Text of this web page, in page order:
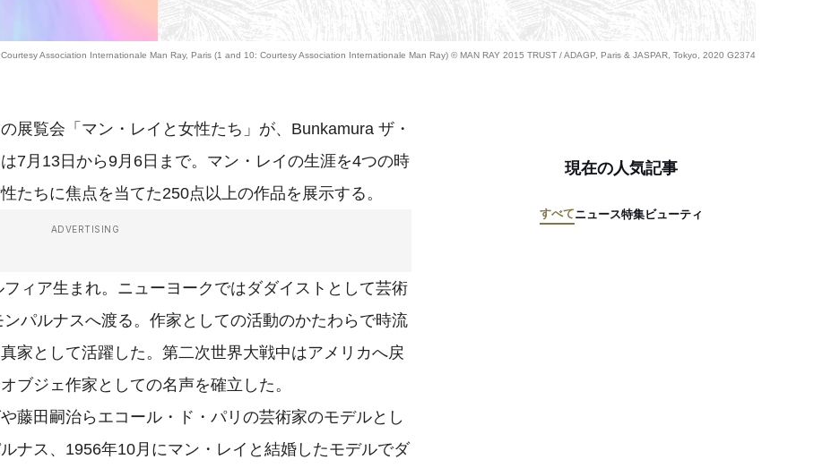
Association Internationale Man Ray, Paris (1 and 10: Courtesy Association Internationale Man Ray) © MAN RAY 2015 TRUST / ADAGP, Paris & JASPAR, Tokyo, 2020 G2374
展覧会「マン・レイと女性たち」が、Bunkamura ザ・
7月13日から9月6日まで。マン・レイの生涯を4つの時
たちに焦点を当てた250点以上の作品を展示する。
ADVERTISING
ィア生まれ。ニューヨークではダダイストとして芸術
パルナスへ渡る。作家としての活動のかたわらで時流
家として活躍した。第二次世界大戦中はアメリカへ戻
ブジェ作家としての名声を確立した。
藤田嗣治らエコール・ド・パリの芸術家のモデルとし
ナス、1956年10月にマン・レイと結婚したモデルでダ
現在の人気記事
すべてニュース特集ビューティ